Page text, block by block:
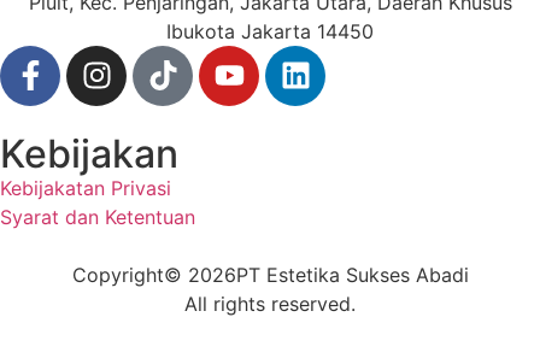
Ibukota Jakarta 14450
Kebijakan
Kebijakatan Privasi
Syarat dan Ketentuan
Copyright© 2026PT Estetika Sukses Abadi
All rights reserved.